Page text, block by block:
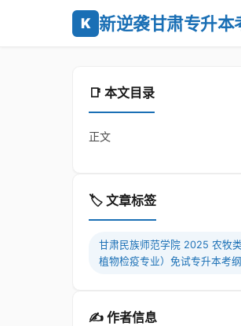
K 新逆袭甘肃专升本
📑 本文目录
正文
🏷️ 文章标签
甘肃民族师范学院 2025 农牧
植物检疫专业）免试专升本考纲
✍️ 作者信息